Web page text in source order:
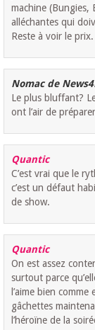
machine
alléchantes qui
Reste à voir le
Nomac de
Le plus bluffant?
ont l’air de
Quantic
C’est vrai que le
c’est un défaut
de show.
Quantic
On est assez
surtout parce
l’aime bien
gâchettes
l’héroïne de la